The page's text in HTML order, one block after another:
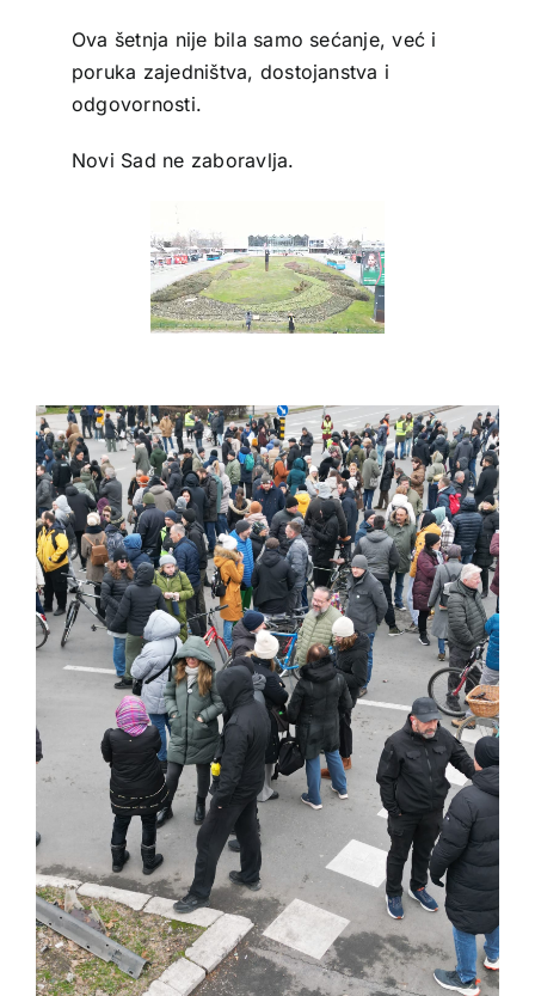
Ova šetnja nije bila samo sećanje, već i
poruka zajedništva, dostojanstva i
odgovornosti.
Novi Sad ne zaboravlja.